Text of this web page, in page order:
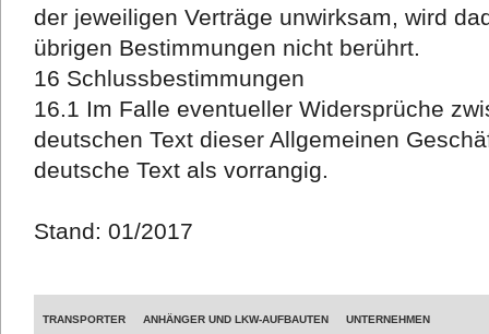
der jeweiligen Verträge unwirksam, wird
übrigen Bestimmungen nicht berührt.
16 Schlussbestimmungen
16.1 Im Falle eventueller Widersprüche
deutschen Text dieser Allgemeinen
deutsche Text als vorrangig.
Stand: 01/2017
TRANSPORTER
ANHÄNGER UND LKW-AUFBAUTEN
UNTERNEHMEN